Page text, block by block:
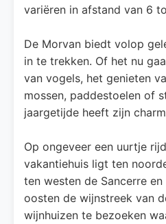
variëren in afstand van 6
De Morvan biedt volop
in te trekken. Of het nu
van vogels, het genieten
mossen, paddestoelen of
jaargetijde heeft zijn
Op ongeveer een uurtje
vakantiehuis ligt ten
ten westen de Sancerre
oosten de wijnstreek van
wijnhuizen te bezoeken